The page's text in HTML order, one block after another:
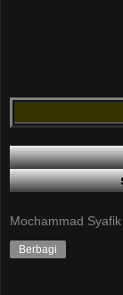
Mochammad Syafik
Berbagi